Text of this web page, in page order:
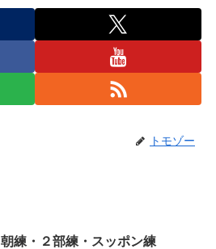
トモゾー
朝練・２部練・スッポン練